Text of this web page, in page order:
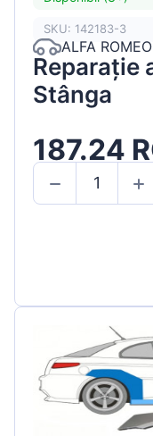
SKU: 142183-3
ALFA
Reparație
Stânga
187.24